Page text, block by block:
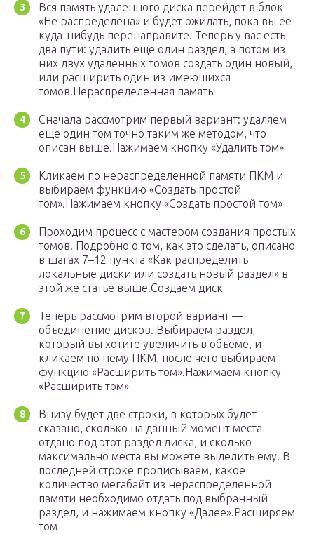
Вся память удаленного диска перейдет в блок
«Не распределена» и будет ожидать, пока вы ее
куда-нибудь перенаправите. Теперь у вас есть
два пути: удалить еще один раздел, а потом из
них двух удаленных томов создать один новый,
или расширить один из имеющихся
томов.Нераспределенная память
Сначала рассмотрим первый вариант: удаляем
еще один том точно таким же методом, что
описан выше.Нажимаем кнопку «Удалить том»
Кликаем по нераспределенной памяти ПКМ и
выбираем функцию «Создать простой
том».Нажимаем кнопку «Создать простой том»
Проходим процесс с мастером создания простых
томов. Подробно о том, как это сделать, описано
в шагах 7–12 пункта «Как распределить
локальные диски или создать новый раздел» в
этой же статье выше.Создаем диск
Теперь рассмотрим второй вариант —
объединение дисков. Выбираем раздел,
который вы хотите увеличить в объеме, и
кликаем по нему ПКМ, после чего выбираем
функцию «Расширить том».Нажимаем кнопку
«Расширить том»
Внизу будет две строки, в которых будет
сказано, сколько на данный момент места
отдано под этот раздел диска, и сколько
максимально места вы можете выделить ему. В
последней строке прописываем, какое
количество мегабайт из нераспределенной
памяти необходимо отдать под выбранный
раздел, и нажимаем кнопку «Далее».Расширяем
том